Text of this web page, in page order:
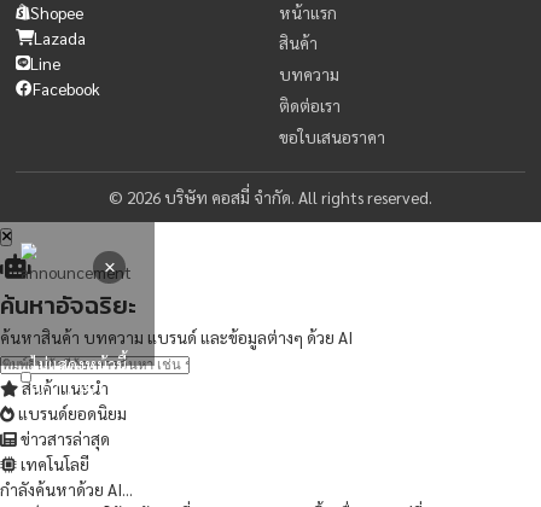
บริษัท คอสมี่ จำกัด นำเข้าและจัดจำหน่ายเครื่องมือทางการแพทย์
ติดต่อเรา
46/99 เขตบึงกุ่ม แขวงนวลจันทร์ กรุงเทพมหานคร 10230
ช่องทางการซื้อ
Shopee
Lazada
Line
Facebook
สินค้า